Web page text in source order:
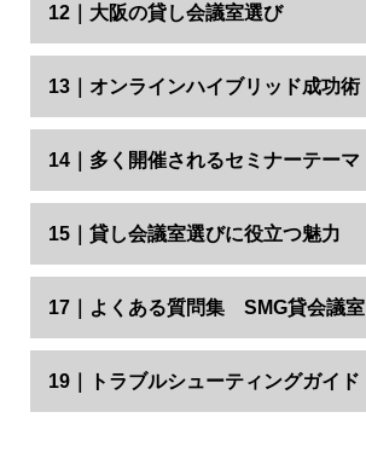
12｜大阪の貸し会議室選び
13｜オンラインハイブリッド成功術
14｜多く開催されるセミナーテーマ
15｜貸し会議室選びに役立つ魅力
17｜よくある質問集 SMG貸会議室
19｜トラブルシューティングガイド